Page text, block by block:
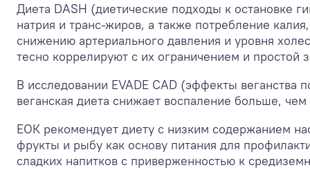
Диета DASH (диетические подходы к остановке
натрия и транс-жиров, а также потребление
снижению артериального давления и уровня
тесно коррелируют с их ограничением и
В исследовании EVADE CAD (эффекты
веганская диета снижает воспаление больше,
ЕОК рекомендует диету с низким содержанием
фрукты и рыбу как основу питания для
сладких напитков с приверженностью к